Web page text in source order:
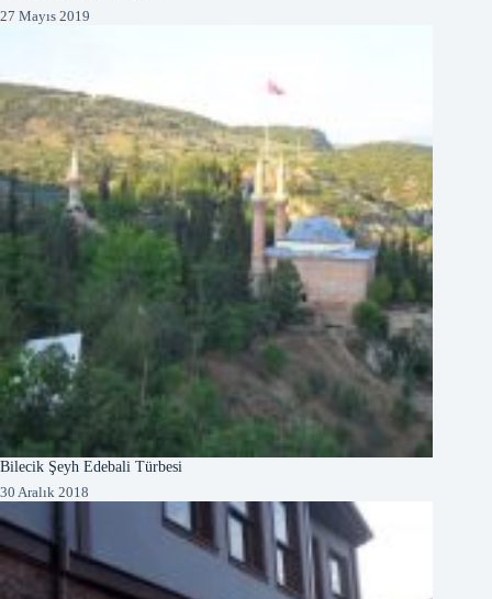
27 Mayıs 2019
Bilecik Şeyh Edebali Türbesi
30 Aralık 2018